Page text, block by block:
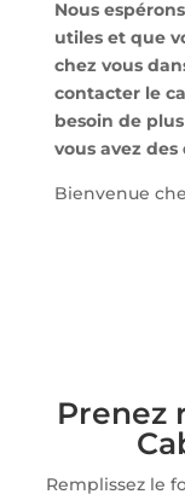
Nous
utiles et que
chez vous
contacter le
besoin de
vous avez des
Bienvenue
Prenez
Remplissez le